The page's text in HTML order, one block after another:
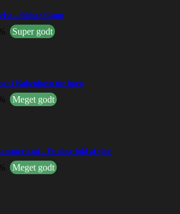
– Südsee Camp
Super godt
i København for børn
Meget godt
– En skov fuld af sjov
Meget godt